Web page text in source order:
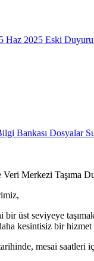
Haz 2025 Eski
Bankası Dosyalar
Veri Merkezi Taşıma
üst seviyeye
kesintisiz bir
mesai saatleri